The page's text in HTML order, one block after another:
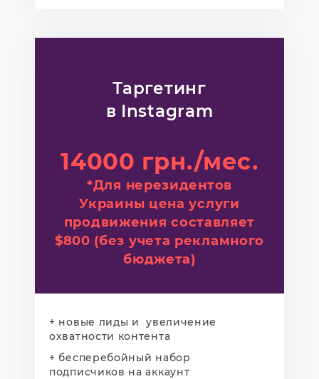
Таргетинг
в Instagram
14000 грн./мес.
*Для нерезидентов
Украины цена услуги
продвижения составляет
$800 (без учета рекламного
бюджета)
+ новые лиды и увеличение
охватности контента
+ бесперебойный набор
подписчиков на аккаунт